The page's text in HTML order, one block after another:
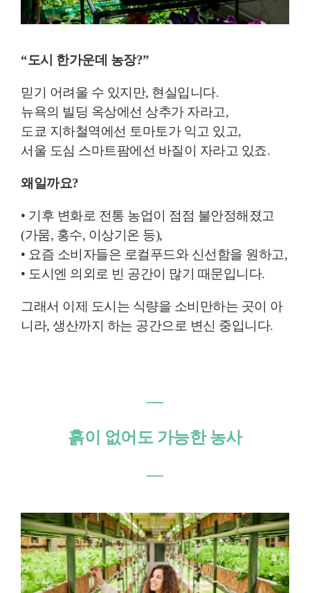
“도시 한가운데 농장?”
믿기 어려울 수 있지만, 현실입니다.
뉴욕의 빌딩 옥상에선 상추가 자라고,
도쿄 지하철역에선 토마토가 익고 있고,
서울 도심 스마트팜에선 바질이 자라고 있죠.
왜일까요?
• 기후 변화로 전통 농업이 점점 불안정해졌고
(가뭄, 홍수, 이상기온 등),
• 요즘 소비자들은 로컬푸드와 신선함을 원하고,
• 도시엔 의외로 빈 공간이 많기 때문입니다.
그래서 이제 도시는 식량을 소비만하는 곳이 아
니라, 생산까지 하는 공간으로 변신 중입니다.
―
흙이 없어도 가능한 농사
―